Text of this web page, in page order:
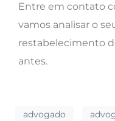
Entre em contato
vamos analisar o
restabelecimento
antes.
advogado